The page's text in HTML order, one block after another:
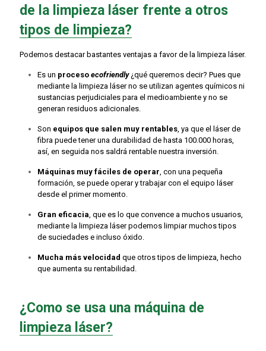
de la limpieza láser frente a otros
tipos de limpieza?
Podemos destacar bastantes ventajas a favor de la limpieza láser.
Es un proceso ecofriendly¿qué queremos decir? Pues que
mediante la limpieza láser no se utilizan agentes químicos ni
sustancias perjudiciales para el medioambiente y no se
generan residuos adicionales.
Son equipos que salen muy rentables, ya que el láser de
fibra puede tener una durabilidad de hasta 100.000 horas,
así, en seguida nos saldrá rentable nuestra inversión.
Máquinas muy fáciles de operar, con una pequeña
formación, se puede operar y trabajar con el equipo láser
desde el primer momento.
Gran eficacia, que es lo que convence a muchos usuarios,
mediante la limpieza láser podemos limpiar muchos tipos
de suciedades e incluso óxido.
Mucha más velocidad que otros tipos de limpieza, hecho
que aumenta su rentabilidad.
¿Como se usa una máquina de
limpieza láser?